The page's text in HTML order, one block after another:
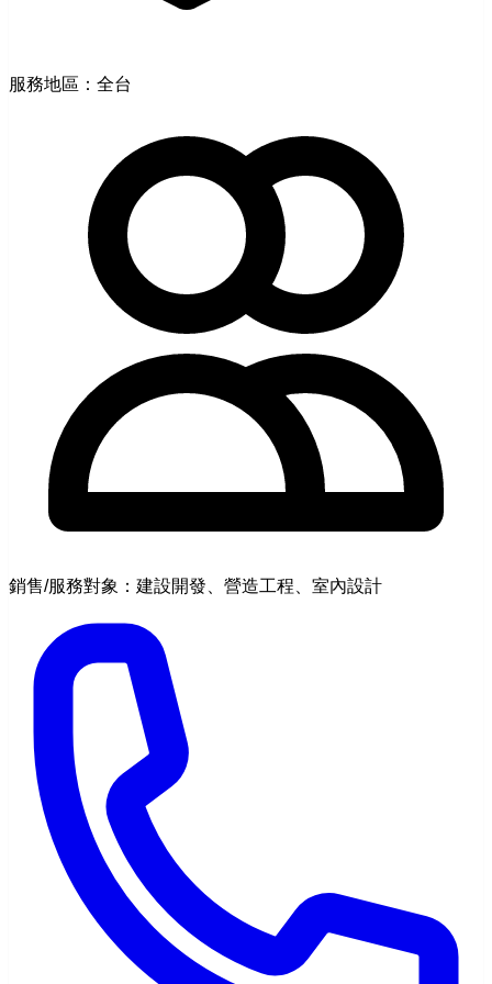
服務地區：全台
銷售/服務對象：建設開發、營造工程、室內設計